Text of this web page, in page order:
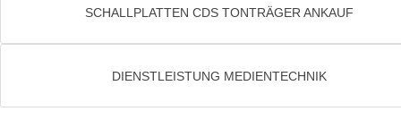
SCHALLPLATTEN CDS TONTRÄGER ANKAUF
DIENSTLEISTUNG MEDIENTECHNIK